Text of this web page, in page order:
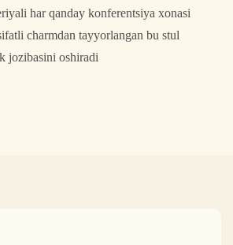
har qanday konferentsiya xonasi
charmdan tayyorlangan bu stul
jozibasini oshiradi